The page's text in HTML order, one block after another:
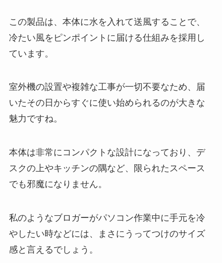
この製品は、本体に水を入れて送風することで、
冷たい風をピンポイントに届ける仕組みを採用し
ています。
室外機の設置や複雑な工事が一切不要なため、届
いたその日からすぐに使い始められるのが大きな
魅力ですね。
本体は非常にコンパクトな設計になっており、デ
スクの上やキッチンの隅など、限られたスペース
でも邪魔になりません。
私のようなブロガーがパソコン作業中に手元を冷
やしたい時などには、まさにうってつけのサイズ
感と言えるでしょう。